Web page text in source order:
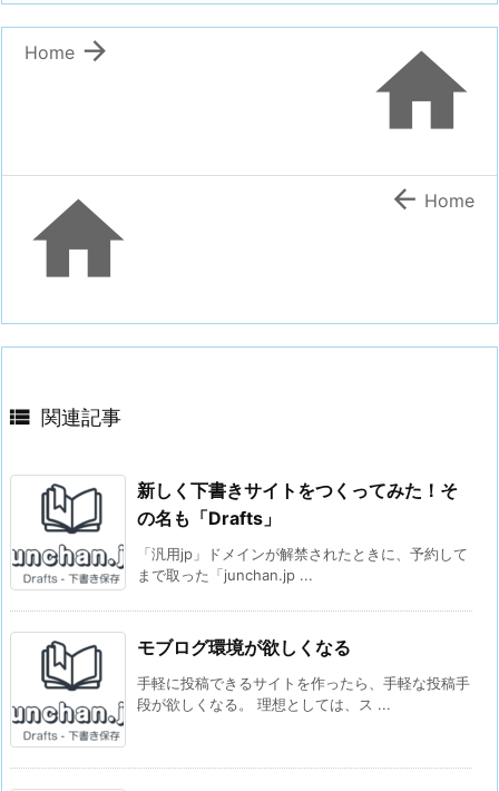


Home
  Home
 関連記事
新しく下書きサイトをつくってみた！そ
の名も「Drafts」
「汎用jp」ドメインが解禁されたときに、予約して
まで取った「junchan.jp ...
モブログ環境が欲しくなる
手軽に投稿できるサイトを作ったら、手軽な投稿手
段が欲しくなる。 理想としては、ス ...